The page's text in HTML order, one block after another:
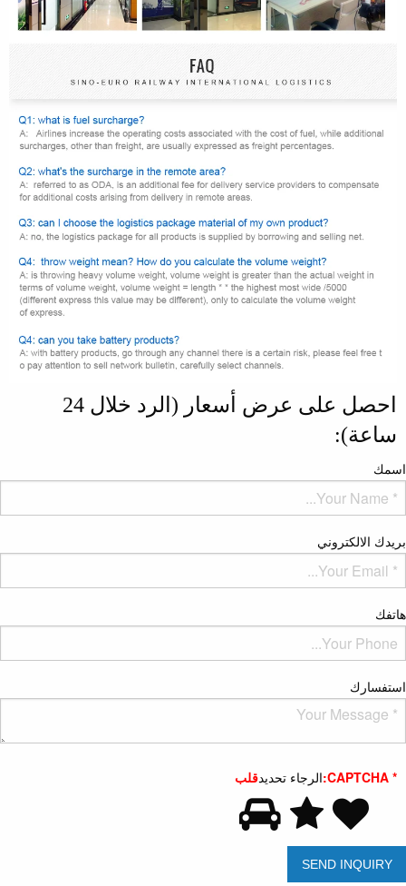
احصل على عرض أسعار (الرد خلال 24
ساعة):
اسمك
بريدك الالكتروني
هاتفك
استفسارك
* CAPTCHA: الرجاء تحديدقلب